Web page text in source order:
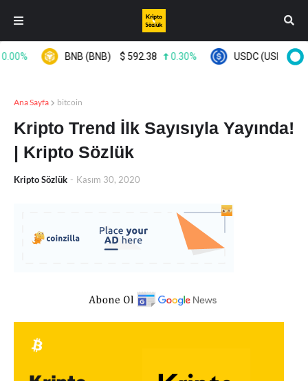
BNB (BNB) $ 592.38 0.30% USDC (USDC) $
Ana Sayfa bitcoin
Kripto Trend İlk Sayısıyla Yayında!
| Kripto Sözlük
Kripto Sözlük - Kasım 30, 2020